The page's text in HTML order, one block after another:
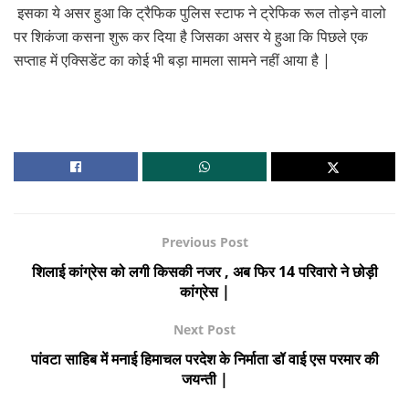
इसका ये असर हुआ कि ट्रैफिक पुलिस स्टाफ ने ट्रेफिक रूल तोड़ने वालो
पर शिकंजा कसना शुरू कर दिया है जिसका असर ये हुआ कि पिछले एक
सप्ताह में एक्सिडेंट का कोई भी बड़ा मामला सामने नहीं आया है |
Previous Post
शिलाई कांग्रेस को लगी किसकी नजर , अब फिर 14 परिवारो ने छोड़ी
कांग्रेस |
Next Post
पांवटा साहिब में मनाई हिमाचल परदेश के निर्माता डॉ वाई एस परमार की
जयन्ती |